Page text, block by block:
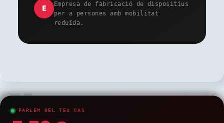
E
Empresa de fabricació de dispositius
per a persones amb mobilitat
reduïda.
PARLEM DEL TEU CAS